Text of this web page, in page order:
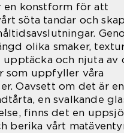
en konstform för att
söta tandar och
olika smaker,
upptäcka och njuta av
som uppfyller våra
Oavsett om det är en
en svalkande
finns det en
berika vårt